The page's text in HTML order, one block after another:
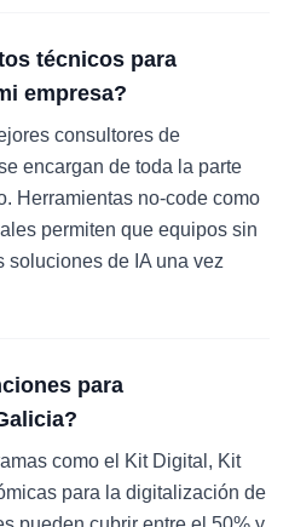
técnicos para
empresa?
consultores de
encargan de toda la parte
Herramientas no-code como
permiten que equipos sin
soluciones de IA una vez
para
como el Kit Digital, Kit
para la digitalización de